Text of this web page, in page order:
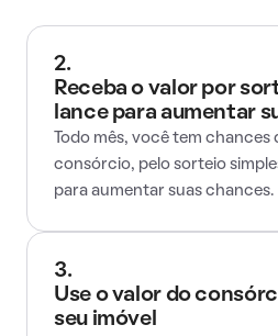
2.
Receba o valor por
lance para aumentar
Todo mês, você tem
consórcio, pelo sorteio
para aumentar suas chances.
3.
Use o valor do
seu imóvel